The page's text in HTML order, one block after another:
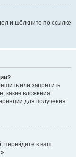
и щёлкните по ссылке
или запретить
какие вложения
для получения
перейдите в ваш